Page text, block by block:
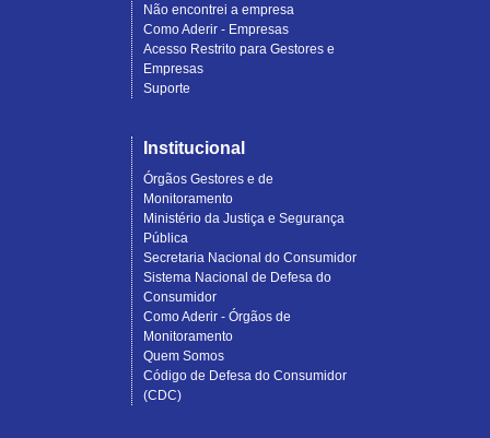
Não encontrei a empresa
Como Aderir - Empresas
Acesso Restrito para Gestores e
Empresas
Suporte
Institucional
Órgãos Gestores e de
Monitoramento
Ministério da Justiça e Segurança
Pública
Secretaria Nacional do Consumidor
Sistema Nacional de Defesa do
Consumidor
Como Aderir - Órgãos de
Monitoramento
Quem Somos
Código de Defesa do Consumidor
(CDC)